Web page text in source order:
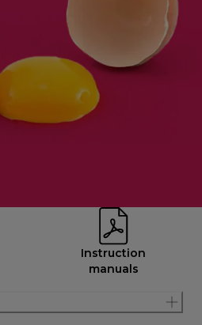
Instruction
manuals